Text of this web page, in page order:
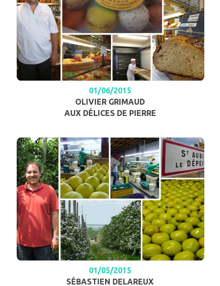
01/06/2015
OLIVIER GRIMAUD
AUX DÉLICES DE PIERRE
01/05/2015
SÉBASTIEN DELAREUX